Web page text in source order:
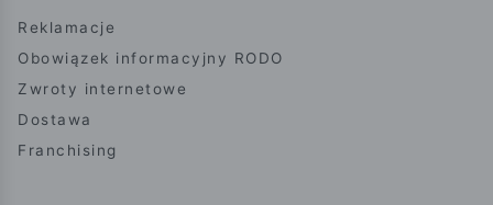
Reklamacje
Obowiązek informacyjny RODO
Zwroty internetowe
Dostawa
Franchising